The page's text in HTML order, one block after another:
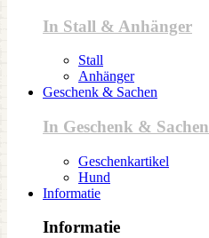
In Stall & Anhänger
Stall
Anhänger
Geschenk & Sachen
In Geschenk & Sachen
Geschenkartikel
Hund
Informatie
Informatie